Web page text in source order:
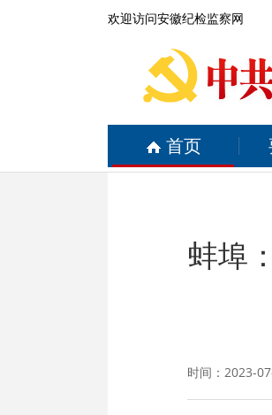
欢迎访问安徽纪检监察网
首页
蚌埠
时间：2023-